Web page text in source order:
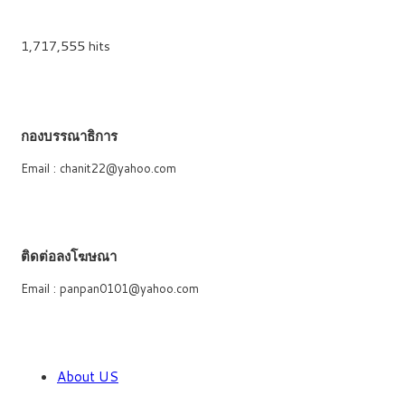
1,717,555 hits
กองบรรณาธิการ
Email : chanit22@yahoo.com
ติดต่อลงโฆษณา
Email : panpan0101@yahoo.com
About US